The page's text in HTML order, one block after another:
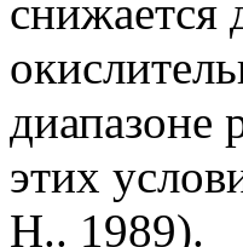
снижается
диапазоне
этих
H.. 1989).